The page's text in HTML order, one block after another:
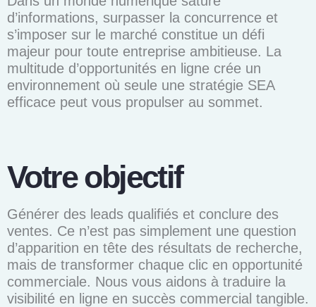
d’informations, surpasser la concurrence et
s’imposer sur le marché constitue un défi
majeur pour toute entreprise ambitieuse. La
multitude d’opportunités en ligne crée un
environnement où seule une stratégie SEA
efficace peut vous propulser au sommet.
Votre objectif
Générer des leads qualifiés et conclure des
ventes. Ce n’est pas simplement une question
d’apparition en tête des résultats de recherche,
mais de transformer chaque clic en opportunité
commerciale. Nous vous aidons à traduire la
visibilité en ligne en succès commercial tangible.